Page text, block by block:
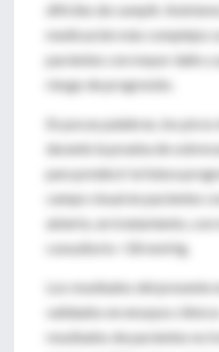
difíciles de cumplir.
medicación más complejos
pacientes con mayor daño y
riesgo de progresión.
En pocas palabras, los
durante la prueba de
para predecir la futura
campo visual en pacientes
abierto, en tratamiento, con
consultorio <18 mmHg.
Los resultados del presente
validados en ensayos
resultados de pacientes no